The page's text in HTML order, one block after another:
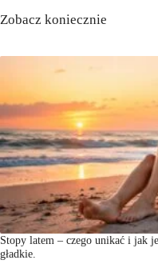
Zobacz koniecznie
Stopy latem – czego unikać i jak
gładkie.